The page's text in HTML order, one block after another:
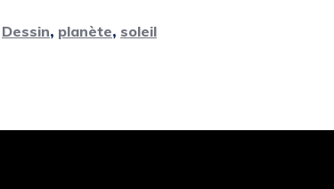
Dessin, planète, soleil